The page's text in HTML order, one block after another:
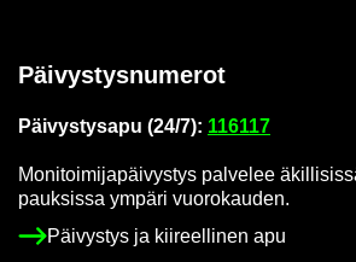
Päi­vys­tys­nu­me­rot
Päi­vys­tys­a­pu (24/7): 116117
Mo­ni­toi­mi­ja­päi­vys­tys pal­ve­lee
pauk­sis­sa ym­pä­ri vuo­ro­kau­den.
Päi­vys­tys ja kii­reel­li­nen apu